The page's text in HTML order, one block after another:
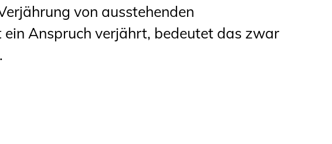
von ausstehenden
ein Anspruch verjährt, bedeutet das zwar